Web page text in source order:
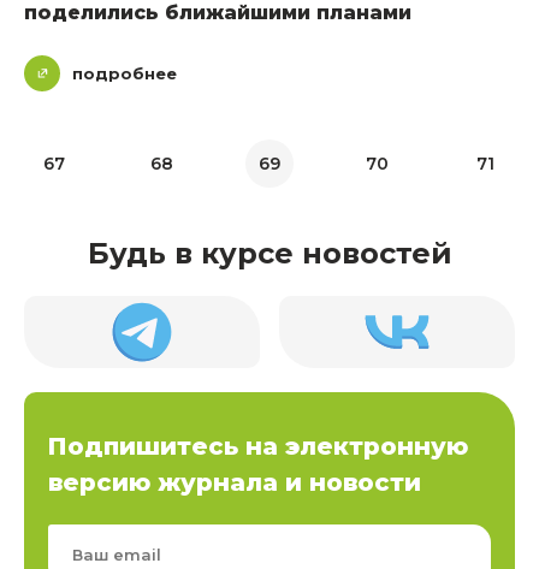
поделились ближайшими планами
подробнее
67 68 69 70 71
Будь в курсе новостей
Подпишитесь на электронную
версию журнала и новости